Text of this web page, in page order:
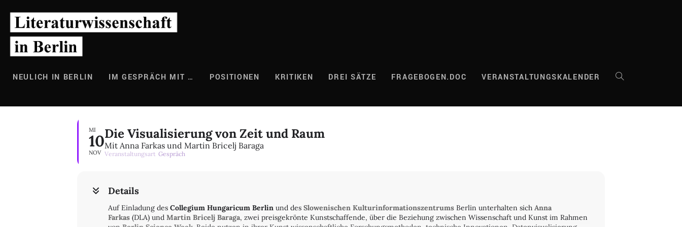
Inhalt
springen
NEULICH IN BERLIN IM GESPRÄCH MIT … POSITIONEN KRITIKEN DREI SÄTZE FRAGEBOGEN.DOC VERANSTALTUNGSKALENDER WEBSITE-
MI
10
NOV
Die Visualisierung von Zeit und Raum
Mit Anna Farkas und Martin Bricelj Baraga
Veranstaltungsart Gespräch
Details
Auf Einladung des Collegium Hungaricum Berlin und des Slowenischen Kulturinformationszentrums Berlin unterhalten sich Anna
Farkas (DLA) und Martin Bricelj Baraga, zwei preisgekrönte Kunstschaffende, über die Beziehung zwischen Wissenschaft und Kunst im Rahmen